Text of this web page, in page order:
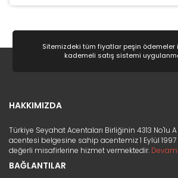
Sitemizdeki tüm fiyatlar peşin ödemeler
kademeli satış sistemi
HAKKIMIZDA
Türkiye Seyahat Acentaları Birliğinin 4313 No'lu
acentesi belgesine sahip acentemiz 1 Eylül
değerli misafirlerine hizmet vermektedir. Devam
BAĞLANTILAR